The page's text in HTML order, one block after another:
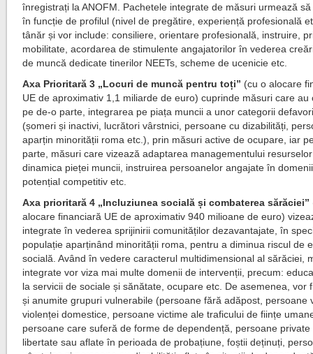
înregistrați la ANOFM. Pachetele integrate de măsuri urmează
în funcție de profilul (nivel de pregătire, experiență profesională
tânăr și vor include: consiliere, orientare profesională, instruire,
mobilitate, acordarea de stimulente angajatorilor în vederea
de muncă dedicate tinerilor NEETs, scheme de ucenicie etc.
Axa Prioritară 3 „Locuri de muncă pentru toți” (cu o alocare
UE de aproximativ 1,1 miliarde de euro) cuprinde măsuri care au
pe de-o parte, integrarea pe piața muncii a unor categorii
(șomeri și inactivi, lucrători vârstnici, persoane cu dizabilități,
aparțin minorității roma etc.), prin măsuri active de ocupare, iar
parte, măsuri care vizează adaptarea managementului
dinamica pieței muncii, instruirea persoanelor angajate în
potențial competitiv etc.
Axa prioritară 4 „Incluziunea socială și combaterea sărăciei”
alocare financiară UE de aproximativ 940 milioane de euro)
integrate în vederea sprijinirii comunităților dezavantajate, în
populație aparținând minorității roma, pentru a diminua riscul de
socială. Având în vedere caracterul multidimensional al sărăciei,
integrate vor viza mai multe domenii de intervenții, precum:
la servicii de sociale și sănătate, ocupare etc. De asemenea, vor
și anumite grupuri vulnerabile (persoane fără adăpost, persoane
violenței domestice, persoane victime ale traficului de ființe
persoane care suferă de forme de dependență, persoane private
libertate sau aflate în perioada de probațiune, foștii deținuți,